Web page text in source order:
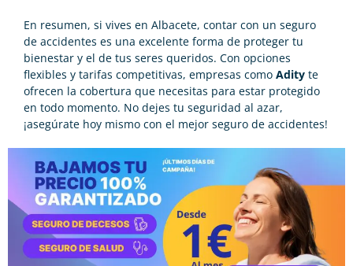
En resumen, si vives en Albacete, contar con un seguro
de accidentes es una excelente forma de proteger tu
bienestar y el de tus seres queridos. Con opciones
flexibles y tarifas competitivas, empresas como Adity te
ofrecen la cobertura que necesitas para estar protegido
en todo momento. No dejes tu seguridad al azar,
¡asegúrate hoy mismo con el mejor seguro de accidentes!